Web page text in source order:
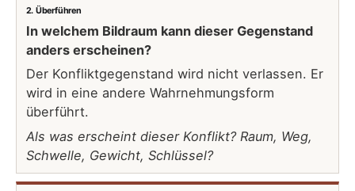
2. Überführen
In welchem Bildraum kann dieser Gegenstand
anders erscheinen?
Der Konfliktgegenstand wird nicht verlassen. Er
wird in eine andere Wahrnehmungsform
überführt.
Als was erscheint dieser Konflikt? Raum, Weg,
Schwelle, Gewicht, Schlüssel?